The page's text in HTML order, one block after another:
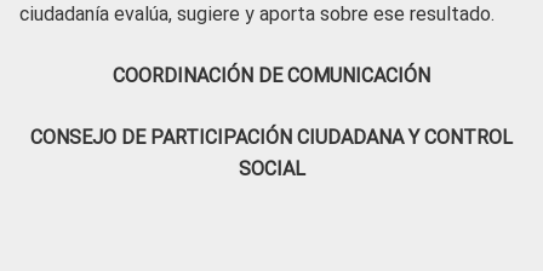
ciudadanía evalúa, sugiere y aporta sobre ese resultado.
COORDINACIÓN DE COMUNICACIÓN
CONSEJO DE PARTICIPACIÓN CIUDADANA Y CONTROL
SOCIAL